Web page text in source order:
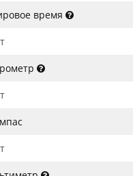
время